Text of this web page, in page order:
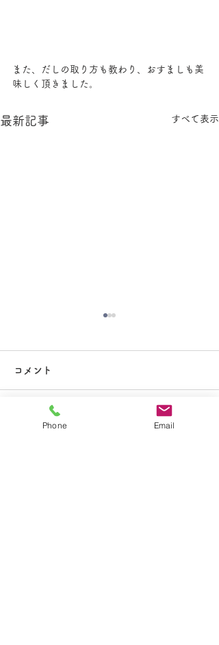
また、だしの取り方も教わり、おすましも美
味しく頂きました。
最新記事 すべて表示
夏休み期間中のお知らせ
コメント
コメントを追加…
Phone Email